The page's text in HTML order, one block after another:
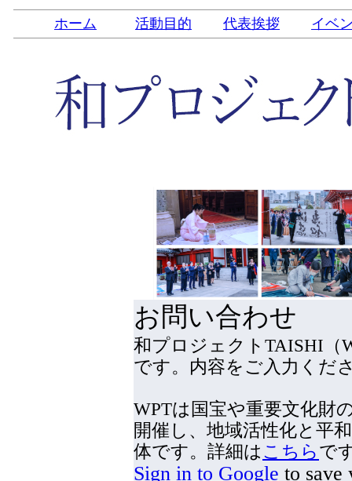
ホーム 活動目的 代表挨拶 イベ